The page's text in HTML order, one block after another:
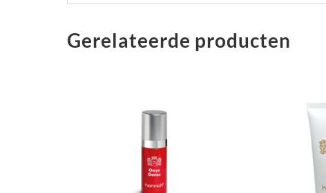
Gerelateerde producten